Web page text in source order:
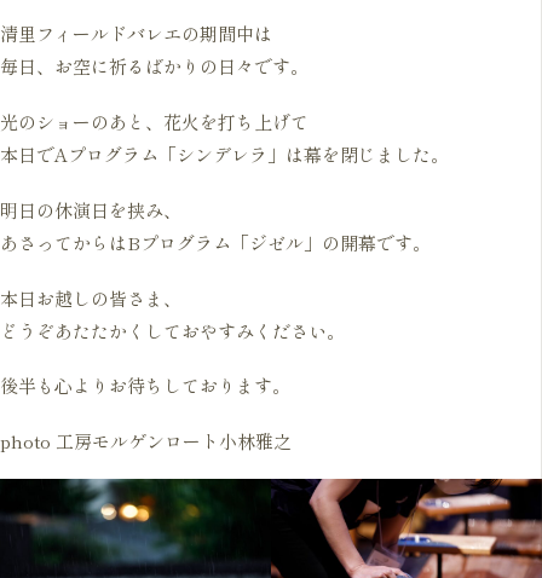
清里フィールドバレエの期間中は
毎日、お空に祈るばかりの日々です。
光のショーのあと、花火を打ち上げて
本日でAプログラム「シンデレラ」は幕を閉じました。
明日の休演日を挟み、
あさってからはBプログラム「ジゼル」の開幕です。
本日お越しの皆さま、
どうぞあたたかくしておやすみください。
後半も心よりお待ちしております。
photo 工房モルゲンロート小林雅之